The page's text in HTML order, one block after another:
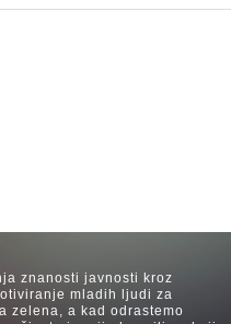
znanosti javnosti kroz
mladih ljudi za
zelena, a kad odrastemo